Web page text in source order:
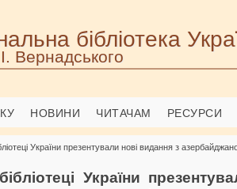
бібліотека
Вернадського
НОВИНИ ЧИТАЧАМ РЕСУРСИ
України презентували нові видання з
України